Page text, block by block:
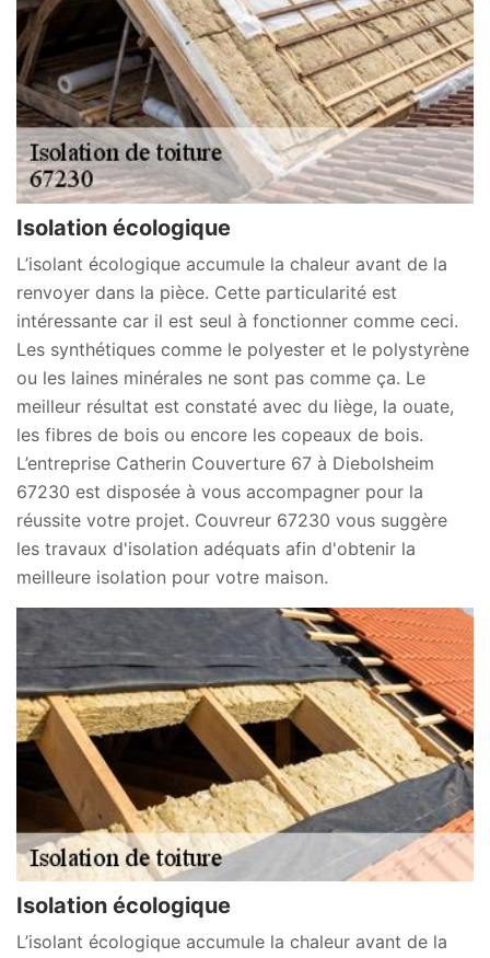
Isolation écologique
L’isolant écologique accumule la chaleur avant de la
renvoyer dans la pièce. Cette particularité est
intéressante car il est seul à fonctionner comme ceci.
Les synthétiques comme le polyester et le polystyrène
ou les laines minérales ne sont pas comme ça. Le
meilleur résultat est constaté avec du liège, la ouate,
les fibres de bois ou encore les copeaux de bois.
L’entreprise Catherin Couverture 67 à Diebolsheim
67230 est disposée à vous accompagner pour la
réussite votre projet. Couvreur 67230 vous suggère
les travaux d'isolation adéquats afin d'obtenir la
meilleure isolation pour votre maison.
Isolation écologique
L’isolant écologique accumule la chaleur avant de la